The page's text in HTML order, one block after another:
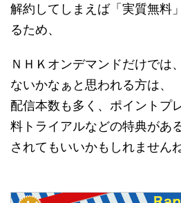
解約してしまえば「実質無料
るため、
ＮＨＫオンデマンドだけでは
ないかなぁと思われる方は、
配信本数も多く、ポイントプ
料トライアルなどの特典があ
されてもいいかもしれませんね